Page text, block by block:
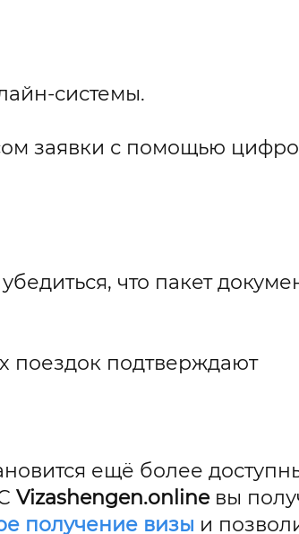
системы.
заявки с помощью
что пакет
поездок подтверждают
ещё более
Vizashengen.onlineвы
получение визы и